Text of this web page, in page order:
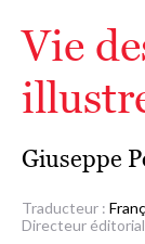
Vie
Giuseppe
Traducteur :
Directeur